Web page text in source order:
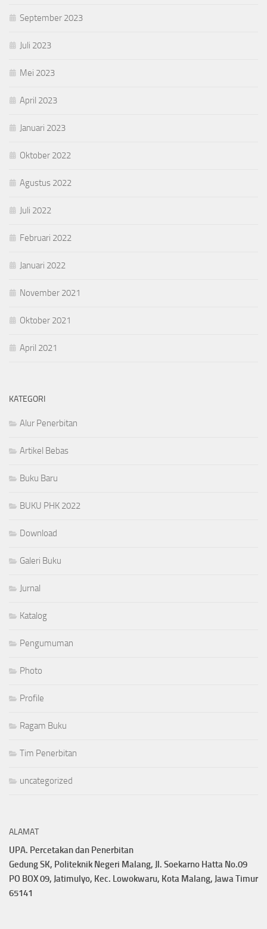
September 2023
Juli 2023
Mei 2023
April 2023
Januari 2023
Oktober 2022
Agustus 2022
Juli 2022
Februari 2022
Januari 2022
November 2021
Oktober 2021
April 2021
KATEGORI
Alur Penerbitan
Artikel Bebas
Buku Baru
BUKU PHK 2022
Download
Galeri Buku
Jurnal
Katalog
Pengumuman
Photo
Profile
Ragam Buku
Tim Penerbitan
uncategorized
ALAMAT
UPA. Percetakan dan Penerbitan
Gedung SK, Politeknik Negeri Malang, Jl. Soekarno Hatta No.09
PO BOX 09, Jatimulyo, Kec. Lowokwaru, Kota Malang, Jawa Timur
65141